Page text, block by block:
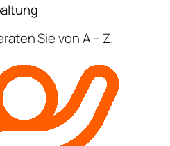
Sie von A – Z.